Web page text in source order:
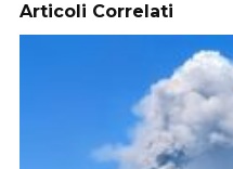
Articoli Correlati